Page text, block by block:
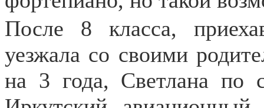
После 8 класса,
уезжала со своими
на 3 года, Светлана по